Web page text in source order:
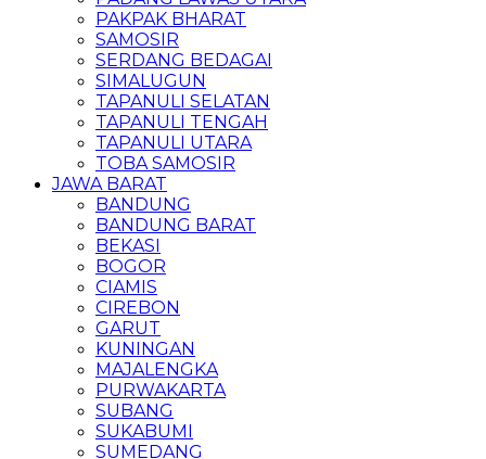
PAKPAK BHARAT
SAMOSIR
SERDANG BEDAGAI
SIMALUGUN
TAPANULI SELATAN
TAPANULI TENGAH
TAPANULI UTARA
TOBA SAMOSIR
JAWA BARAT
BANDUNG
BANDUNG BARAT
BEKASI
BOGOR
CIAMIS
CIREBON
GARUT
KUNINGAN
MAJALENGKA
PURWAKARTA
SUBANG
SUKABUMI
SUMEDANG